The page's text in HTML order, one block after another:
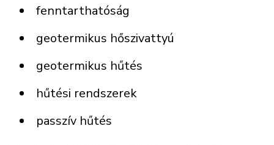
fenntarthatóság
geotermikus hőszivattyú
geotermikus hűtés
hűtési rendszerek
passzív hűtés